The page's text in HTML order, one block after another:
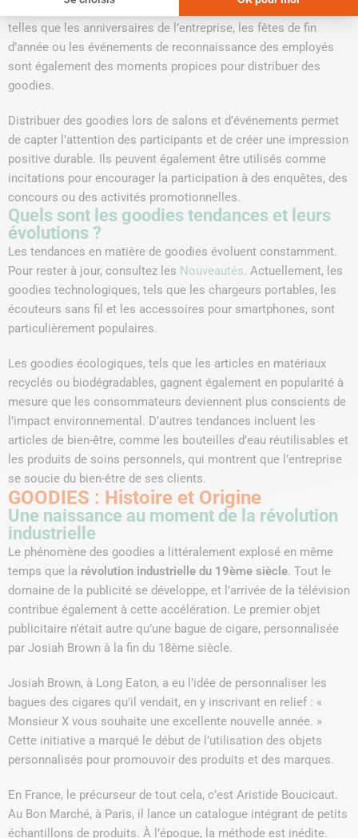
. Les occasions spéciales
telles que les anniversaires de l’entreprise, les fêtes de fin
d’année ou les événements de reconnaissance des employés
sont également des moments propices pour distribuer des
goodies.
Distribuer des goodies lors de salons et d’événements permet
de capter l’attention des participants et de créer une impression
positive durable. Ils peuvent également être utilisés comme
incitations pour encourager la participation à des enquêtes, des
concours ou des activités promotionnelles.
Quels sont les goodies tendances et leurs
évolutions ?
Les tendances en matière de goodies évoluent constamment.
Pour rester à jour, consultez les Nouveautés. Actuellement, les
goodies technologiques, tels que les chargeurs portables, les
écouteurs sans fil et les accessoires pour smartphones, sont
particulièrement populaires.
Les goodies écologiques, tels que les articles en matériaux
recyclés ou biodégradables, gagnent également en popularité à
mesure que les consommateurs deviennent plus conscients de
l’impact environnemental. D’autres tendances incluent les
articles de bien-être, comme les bouteilles d’eau réutilisables et
les produits de soins personnels, qui montrent que l’entreprise
se soucie du bien-être de ses clients.
GOODIES : Histoire et Origine
Une naissance au moment de la révolution
industrielle
Le phénomène des goodies a littéralement explosé en même
temps que la révolution industrielle du 19ème siècle. Tout le
domaine de la publicité se développe, et l’arrivée de la télévision
contribue également à cette accélération. Le premier objet
publicitaire n’était autre qu’une bague de cigare, personnalisée
par Josiah Brown à la fin du 18ème siècle.
Josiah Brown, à Long Eaton, a eu l’idée de personnaliser les
bagues des cigares qu’il vendait, en y inscrivant en relief : «
Monsieur X vous souhaite une excellente nouvelle année. »
Cette initiative a marqué le début de l’utilisation des objets
personnalisés pour promouvoir des produits et des marques.
En France, le précurseur de tout cela, c’est Aristide Boucicaut.
Au Bon Marché, à Paris, il lance un catalogue intégrant de petits
échantillons de produits. À l’époque, la méthode est inédite.